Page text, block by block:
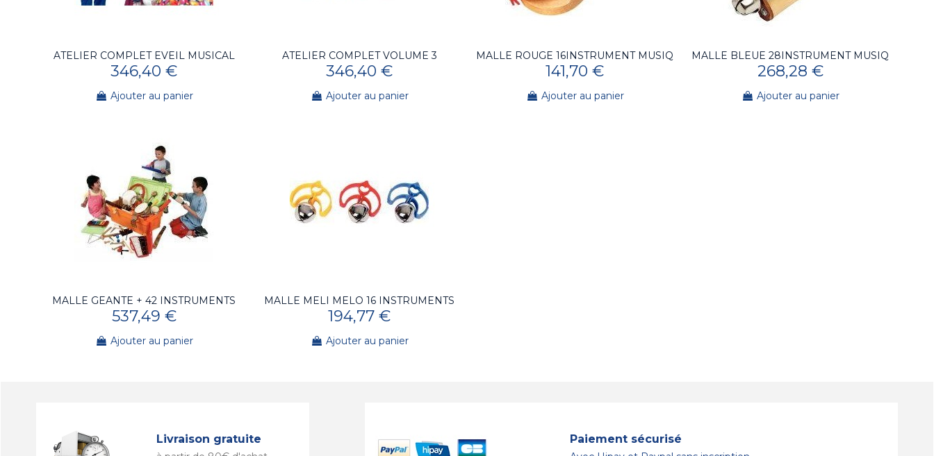
ATELIER COMPLET EVEIL MUSICAL
346,40 €
Ajouter au panier
ATELIER COMPLET VOLUME 3
346,40 €
Ajouter au panier
MALLE ROUGE 16INSTRUMENT MUSIQ
141,70 €
Ajouter au panier
MALLE BLEUE 28INSTRUMENT MUSIQ
268,28 €
Ajouter au panier
MALLE GEANTE + 42 INSTRUMENTS
537,49 €
Ajouter au panier
MALLE MELI MELO 16 INSTRUMENTS
194,77 €
Ajouter au panier
Livraison gratuite Paiement sécurisé